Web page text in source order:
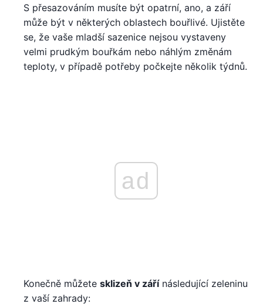
S přesazováním musíte být opatrní, ano, a září
může být v některých oblastech bouřlivé. Ujistěte
se, že vaše mladší sazenice nejsou vystaveny
velmi prudkým bouřkám nebo náhlým změnám
teploty, v případě potřeby počkejte několik týdnů.
ad
Konečně můžete sklizeň v zářínásledující zeleninu
z vaší zahrady: